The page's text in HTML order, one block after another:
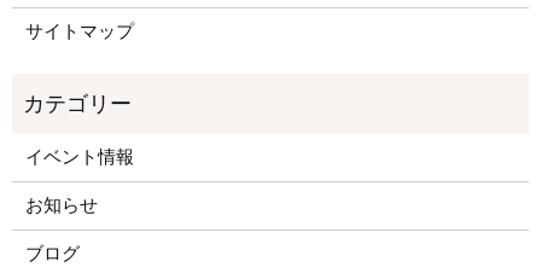
サイトマップ
イベント情報
お知らせ
ブログ